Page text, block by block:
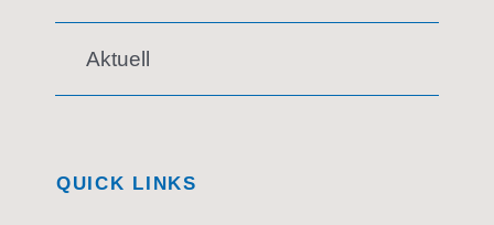
Aktuell
QUICK LINKS